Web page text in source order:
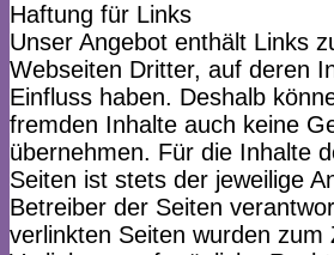
Haftung für Links
Unser Angebot enthält Links
Webseiten Dritter, auf deren
Einfluss haben. Deshalb
fremden Inhalte auch keine
übernehmen. Für die Inhalte
Seiten ist stets der jeweilige
Betreiber der Seiten
verlinkten Seiten wurden zum